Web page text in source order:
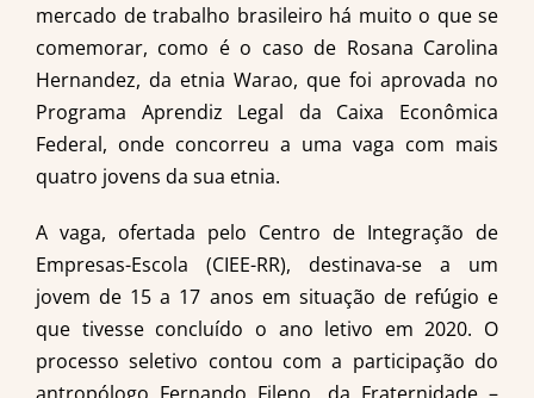
mercado de trabalho brasileiro há muito o que se
comemorar, como é o caso de Rosana Carolina
Hernandez, da etnia Warao, que foi aprovada no
Programa Aprendiz Legal da Caixa Econômica
Federal, onde concorreu a uma vaga com mais
quatro jovens da sua etnia.
A vaga, ofertada pelo Centro de Integração de
Empresas-Escola (CIEE-RR), destinava-se a um
jovem de 15 a 17 anos em situação de refúgio e
que tivesse concluído o ano letivo em 2020. O
processo seletivo contou com a participação do
antropólogo Fernando Fileno, da Fraternidade –